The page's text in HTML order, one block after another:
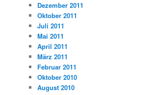
Dezember 2011
Oktober 2011
Juli 2011
Mai 2011
April 2011
März 2011
Februar 2011
Oktober 2010
August 2010